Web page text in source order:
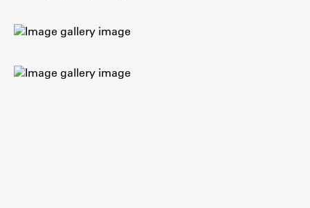
Svetlobni LAB